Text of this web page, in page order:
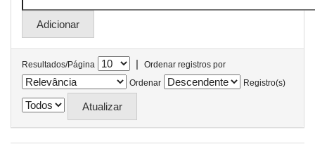
Resultados/Página |
Ordenar registros por
Ordenar
Registro(s)